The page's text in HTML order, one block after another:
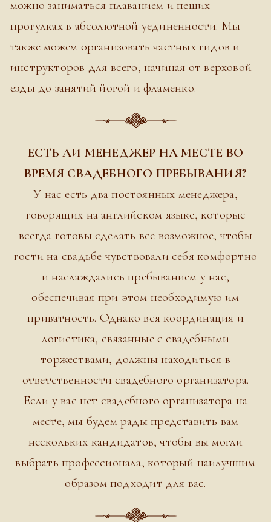
можно заниматься плаванием и пеших
прогулках в абсолютной уединенности. Мы
также можем организовать частных гидов и
инструкторов для всего, начиная от верховой
езды до занятий йогой и фламенко.
ЕСТЬ ЛИ МЕНЕДЖЕР НА МЕСТЕ ВО
ВРЕМЯ СВАДЕБНОГО ПРЕБЫВАНИЯ?
У нас есть два постоянных менеджера,
говорящих на английском языке, которые
всегда готовы сделать все возможное, чтобы
гости на свадьбе чувствовали себя комфортно
и наслаждались пребыванием у нас,
обеспечивая при этом необходимую им
приватность. Однако вся координация и
логистика, связанные с свадебными
торжествами, должны находиться в
ответственности свадебного организатора.
Если у вас нет свадебного организатора на
месте, мы будем рады представить вам
нескольких кандидатов, чтобы вы могли
выбрать профессионала, который наилучшим
образом подходит для вас.